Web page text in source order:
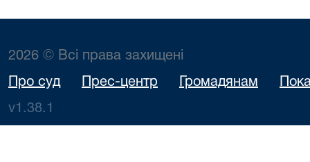
2026 © Всі права захищені
Про суд Прес-центр Громадянам
v1.38.1